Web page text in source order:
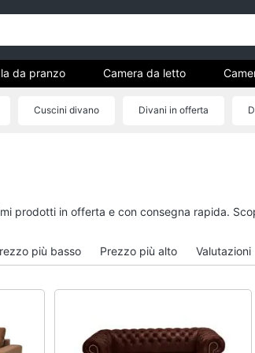
Tavolo allungabile
Letto
da pranzo Camera da letto
Cuscini divano Divani in offerta
prodotti in offerta e con consegna rapida.
più basso Prezzo più alto Valutazioni